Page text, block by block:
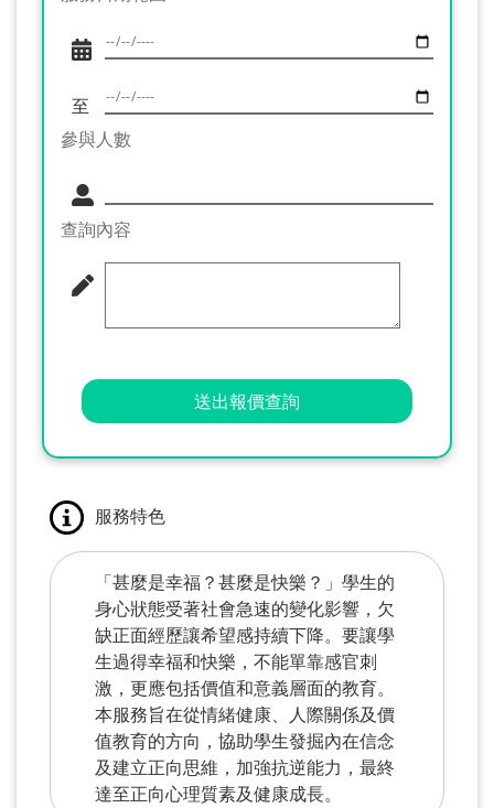
至
參與人數
查詢內容
送出報價查詢
服務特色
「甚麼是幸福？甚麼是快樂？」學生的
身心狀態受著社會急速的變化影響，欠
缺正面經歷讓希望感持續下降。要讓學
生過得幸福和快樂，不能單靠感官刺
激，更應包括價值和意義層面的教育。
本服務旨在從情緒健康、人際關係及價
值教育的方向，協助學生發掘內在信念
及建立正向思維，加強抗逆能力，最終
達至正向心理質素及健康成長。